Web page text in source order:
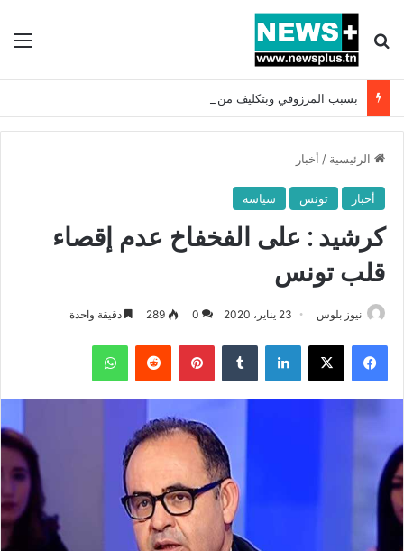
بحث عن
الرئيسية / أخبار
أخبار تونس سياسة
كرشيد : على الفخفاخ عدم إقصاء
قلب تونس
نيوز بلوس 23 يناير، 2020 0
289 دقيقة واحدة
فيسبوك X لينكدإن بينتيريست واتساب